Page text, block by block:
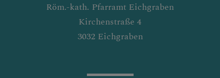
Röm.-kath. Pfarramt Eichgraben
Kirchenstraße 4
3032 Eichgraben